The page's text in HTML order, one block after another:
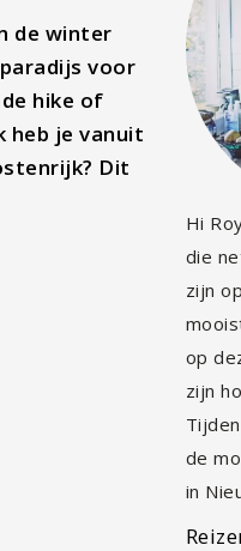
de winter
voor
hike of
heb je vanuit
Dit
Hi
die
zijn
op
zijn
de
in